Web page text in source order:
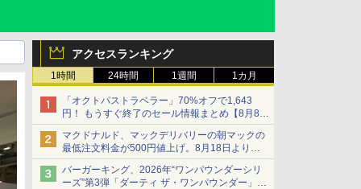
アクセスランキング
1時間 24時間 1週間 1カ月
「オクトパストラベラー」70%オフで1,643
円！ もうすぐ終了のセール情報まとめ【8月8日
更新】
ニンテンドーeショップでは「大神 絶景版」が
67%オフで990円
マクドナルド、マックデリバリーの朝マックの
最低注文料金が500円値上げ。8月18日より
1,500円から受付
バーガーキング、2026年“ワンパウンダーシリ
ーズ”第3弾「ダーティ ザ・ワンパウンダー」を